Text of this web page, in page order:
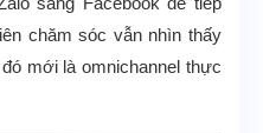
chăm sóc vẫn nhìn thấy
mới là omnichannel thực